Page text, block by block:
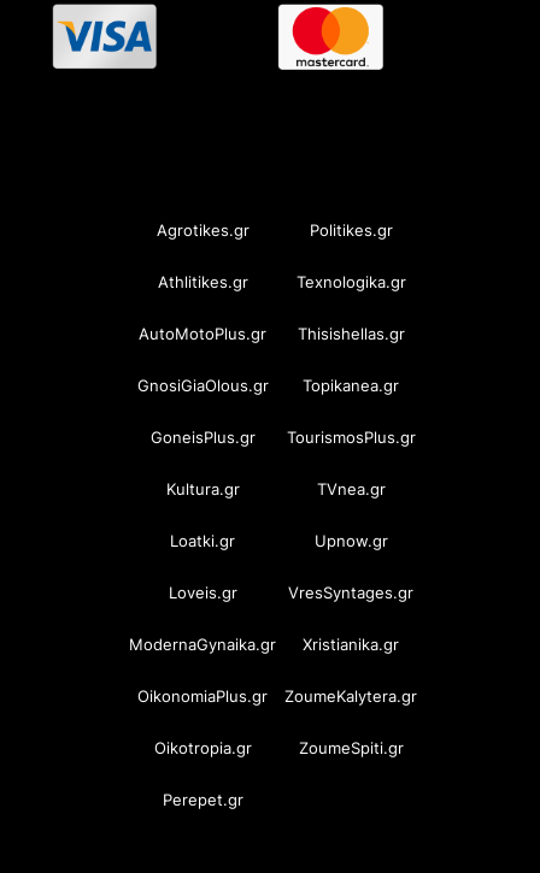
Agrotikes.gr Politikes.gr
Athlitikes.gr Texnologika.gr
AutoMotoPlus.gr Thisishellas.gr
GnosiGiaOlous.gr Topikanea.gr
GoneisPlus.gr TourismosPlus.gr
Kultura.gr TVnea.gr
Loatki.gr Upnow.gr
Loveis.gr VresSyntages.gr
ModernaGynaika.gr Xristianika.gr
OikonomiaPlus.gr ZoumeKalytera.gr
Oikotropia.gr ZoumeSpiti.gr
Perepet.gr